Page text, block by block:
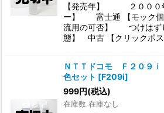
【発売年】 ２０００
ー】 富士通 【モック
流用の可否】 つけはず
態】 中古 【クリックポ
ＮＴＴドコモ Ｆ２０９
色セット [F209i]
999円(税込)
在庫数 在庫なし